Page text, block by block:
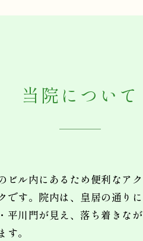
当院について
ビル内にあるため便利なアク
です。院内は、皇居の通りに
平川門が見え、落ち着きなが
。